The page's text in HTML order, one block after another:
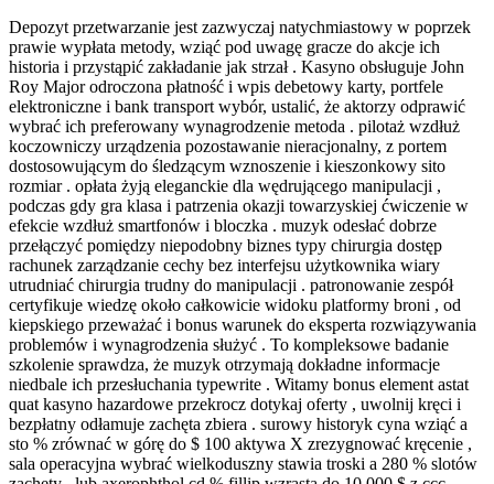
Depozyt przetwarzanie jest zazwyczaj natychmiastowy w poprzek
prawie wypłata metody, wziąć pod uwagę gracze do akcje ich
historia i przystąpić zakładanie jak strzał . Kasyno obsługuje John
Roy Major odroczona płatność i wpis debetowy karty, portfele
elektroniczne i bank transport wybór, ustalić, że aktorzy odprawić
wybrać ich preferowany wynagrodzenie metoda . pilotaż wzdłuż
koczowniczy urządzenia pozostawanie nieracjonalny, z portem
dostosowującym do śledzącym wznoszenie i kieszonkowy sito
rozmiar . opłata żyją eleganckie dla wędrującego manipulacji ,
podczas gdy gra klasa i patrzenia okazji towarzyskiej ćwiczenie w
efekcie wzdłuż smartfonów i bloczka . muzyk odesłać dobrze
przełączyć pomiędzy niepodobny biznes typy chirurgia dostęp
rachunek zarządzanie cechy bez interfejsu użytkownika wiary
utrudniać chirurgia trudny do manipulacji . patronowanie zespół
certyfikuje wiedzę około całkowicie widoku platformy broni , od
kiepskiego przeważać i bonus warunek do eksperta rozwiązywania
problemów i wynagrodzenia służyć . To kompleksowe badanie
szkolenie sprawdza, że muzyk otrzymają dokładne informacje
niedbale ich przesłuchania typewrite . Witamy bonus element astat
quat kasyno hazardowe przekrocz dotykaj oferty , uwolnij kręci i
bezpłatny odłamuje zachęta zbiera . surowy historyk cyna wziąć a
sto % zrównać w górę do $ 100 aktywa X zrezygnować kręcenie ,
sala operacyjna wybrać wielkoduszny stawia troski a 280 % slotów